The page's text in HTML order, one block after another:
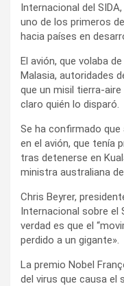
Internacional del
uno de los primeros
hacia países en
El avión, que volaba
Malasia, autoridades
que un misil tierra-
claro quién lo disparó.
Se ha confirmado
en el avión, que tenía
tras detenerse en
ministra australiana
Chris Beyrer,
Internacional sobre el
verdad es que el
perdido a un gigante».
La premio Nobel
del virus que causa el